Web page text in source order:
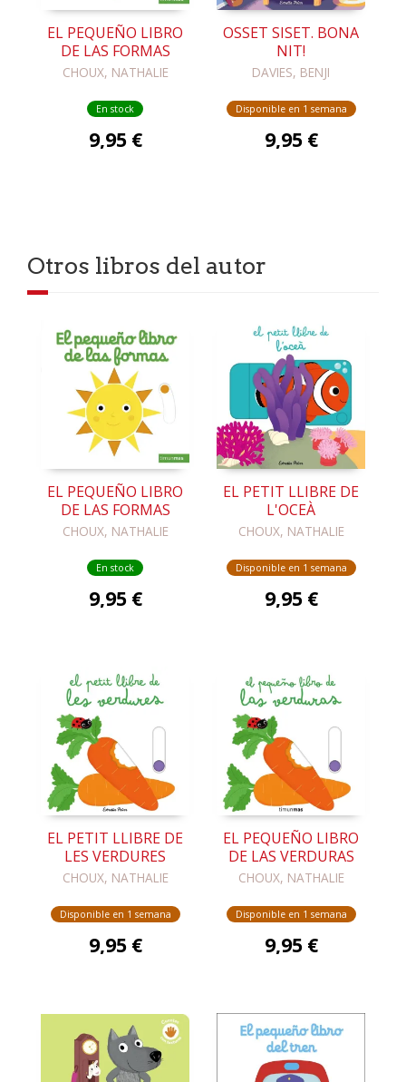
EL PEQUEÑO LIBRO
DE LAS FORMAS
CHOUX, NATHALIE
En stock
9,95 €
OSSET SISET. BONA
NIT!
DAVIES, BENJI
Disponible en 1 semana
9,95 €
Otros libros del autor
EL PEQUEÑO LIBRO
DE LAS FORMAS
CHOUX, NATHALIE
En stock
9,95 €
EL PETIT LLIBRE DE
L'OCEÀ
CHOUX, NATHALIE
Disponible en 1 semana
9,95 €
EL PETIT LLIBRE DE
LES VERDURES
CHOUX, NATHALIE
Disponible en 1 semana
9,95 €
EL PEQUEÑO LIBRO
DE LAS VERDURAS
CHOUX, NATHALIE
Disponible en 1 semana
9,95 €